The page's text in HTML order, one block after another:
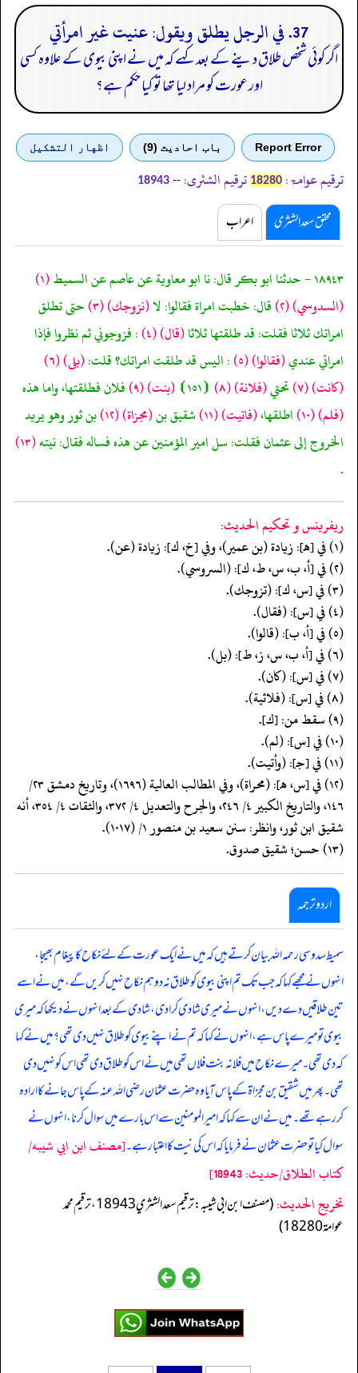
37. في الرجل يطلق ويقول: عنيت غير امرأتي
اگر کوئی شخص طلاق دینے کے بعد کہے کہ میں نے اپنی بیوی کے علاوہ کسی
اور عورت کو مراد لیا تھا تو کیا حکم ہے؟
Report Error باب احادیث (9) اظهار التشكيل
ترقیم عوامۃ: 18280 ترقیم الشثری: --
18943
محقق سعد الشثری اعراب
١٨٩٤٣ - حدثنا ابو بكر قال: نا ابو معاوية عن عاصم عن السميط
(١)
(السدوسي)(٢) قال: خطبت امراة فقالوا: لا(نزوجك)(٣)
حتى تطلق
امراتك ثلاثا فقلت: قد طلقتها ثلاثا(قال)(٤) : فزوجوني ثم نظروا فإذا
امراتي عندي(فقالوا)(٥) : اليس قد طلقت امراتك؟ قلت:(بلى)(٦)
(كانت)(٧) تحتي(فلانة)(٨) ⦗١٥١⦘ (بنت)(٩) فلان فطلقتها، واما هذه
(فلم)(١٠) اطلقها،(فاتيت)(١١) شقيق بن(مجزاة)(١٢)
بن ثور وهو يريد
الخروج إلى عثمان فقلت: سل امير المؤمنين عن هذه فساله فقال: نيته(١٣)
.
ريفرينس و تحكيم الحدیث:
(١) في [هـ]: زيادة (بن عمير)، وفي [خ، ك]: زيادة (عن).
(٢) في [أ، ب، س، ط، ك]: (السروسي).
(٣) في [س، ك]: (تزوجك).
(٤) في [س]: (فقال).
(٥) في [أ، ب]: (قالوا).
(٦) في [أ، ب، س، ز، ط]: (بل).
(٧) في [س]: (كان).
(٨) في [س]: (فلاثية).
(٩) سقط من: [ك].
(١٠) في [س]: (لم).
(١١) في [جـ]: (وأتيت).
(١٢) في [س، هـ]: (محراة)، وفي المطالب العالية (١٦٩٦)، وتاريخ دمشق ٢٣/
١٤٦، والتاريخ الكبير ٤/ ٢٤٦، والجرح والتعديل ٤/ ٣٧٢، والثقات ٤/ ٣٥٤، أنه
شقيق ابن ثور، وانظر: سنن سعيد بن منصور ١/ (١٠١٧).
(١٣) حسن؛ شقيق صدوق.
اردو ترجمہ
سمیط سدوسی رحمہ اللہ بیان کرتے ہیں کہ میں نے ایک عورت کے لئے نکاح کا پیغام بھیجا،
انہوں نے مجھے کہا کہ جب تک تم اپنی بیوی کو طلاق نہ دو ہم نکاح نہیں کریں گے، میں نے اسے
تین طلاقیں دے دیں، انہوں نے میری شادی کرادی، شادی کے بعد انہوں نے دیکھا کہ میری
بیوی تو میرے پاس ہے، انہوں نے کہا کہ تم نے اپنے بیوی کو طلاق نہیں دی تھی؟ میں نے کہا
کہ دی تھی۔ میرے نکاح میں فلانہ بنت فلاں تھی میں نے اس کو طلاق دی تھی اس کو نہیں دی
تھی۔ پھر میں شقیق بن مجزاۃ کے پاس آیا وہ حضرت عثمان رضی اللہ عنہ کے پاس جانے کا ارادہ
کررہے تھے۔ میں نے ان سے کہا کہ امیر المومنین سے اس بارے میں سوال کرنا، انہوں نے
سوال کیا تو حضرت عثمان نے فرمایا کہ اس کی نیت کا اعتبار ہے۔[مصنف ابن ابي شيبه/
كتاب الطلاق/حدیث: 18943]
تخریج الحدیث:
(مصنف ابن ابي شيبه: ترقيم سعد الشثري 18943، ترقيم محمد
عوامة 18280)